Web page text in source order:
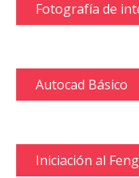
Fotografía de
Autocad Básico
Iniciación al